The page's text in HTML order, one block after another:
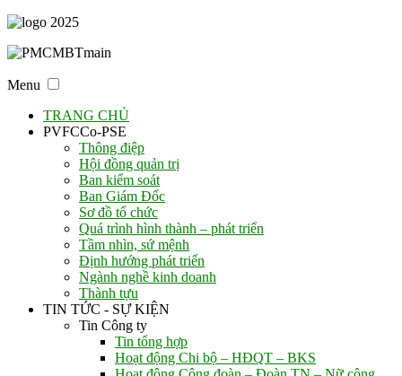
Menu
TRANG CHỦ
PVFCCo-PSE
Thông điệp
Hội đồng quản trị
Ban kiểm soát
Ban Giám Đốc
Sơ đồ tổ chức
Quá trình hình thành – phát triển
Tầm nhìn, sứ mệnh
Định hướng phát triển
Ngành nghề kinh doanh
Thành tựu
TIN TỨC - SỰ KIỆN
Tin Công ty
Tin tổng hợp
Hoạt động Chi bộ – HĐQT – BKS